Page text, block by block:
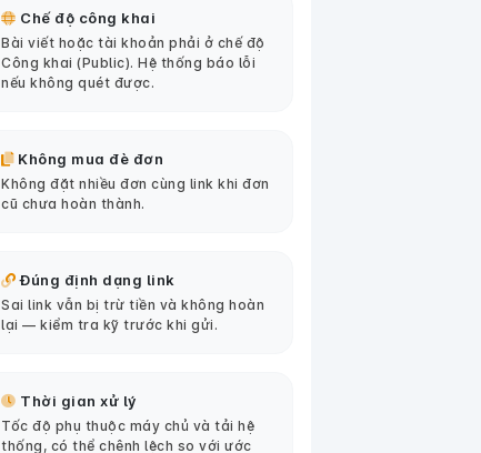
Chế độ công khai
Bài viết hoặc tài khoản phải ở chế độ
Công khai (Public). Hệ thống báo lỗi
nếu không quét được.
Không mua đè đơn
Không đặt nhiều đơn cùng link khi đơn
cũ chưa hoàn thành.
Đúng định dạng link
Sai link vẫn bị trừ tiền và không hoàn
lại — kiểm tra kỹ trước khi gửi.
Thời gian xử lý
Tốc độ phụ thuộc máy chủ và tải hệ
thống, có thể chênh lệch so với ước